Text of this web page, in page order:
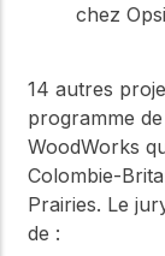
chez
14 autres
programme
WoodWorks
Colombie-
Prairies. Le
de :